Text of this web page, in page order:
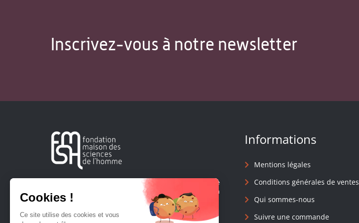
Inscrivez-vous à notre newsletter
Créée en 1963, la Fondation Maison Sciences de l'Homme
soutient la recherche et la diffusion des connaissances en
sciences humaines et sociales.
Informations
Mentions légales
Conditions générales de ventes
Qui sommes-nous
Suivre une commande